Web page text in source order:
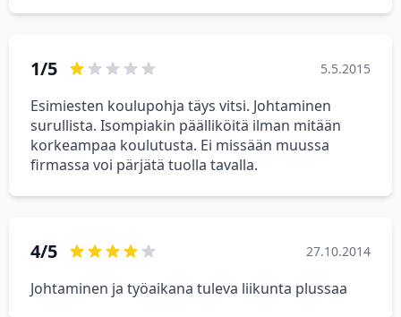
1/5 5.5.2015
Esimiesten koulupohja täys vitsi. Johtaminen
surullista. Isompiakin päälliköitä ilman mitään
korkeampaa koulutusta. Ei missään muussa
firmassa voi pärjätä tuolla tavalla.
4/5 27.10.2014
Johtaminen ja työaikana tuleva liikunta plussaa